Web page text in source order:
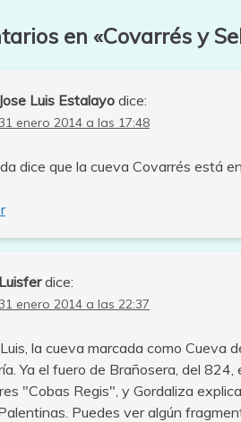
en «Covarrés y
Jose Luis Estalayo dice:
enero 2014 a las 17:48
dice que la cueva Covarrés está
Luisfer dice:
enero 2014 a las 22:37
la cueva marcada como Cueva
Ya el fuero de Brañosera, del
"Cobas Regis", y Gordaliza
Puedes ver algún